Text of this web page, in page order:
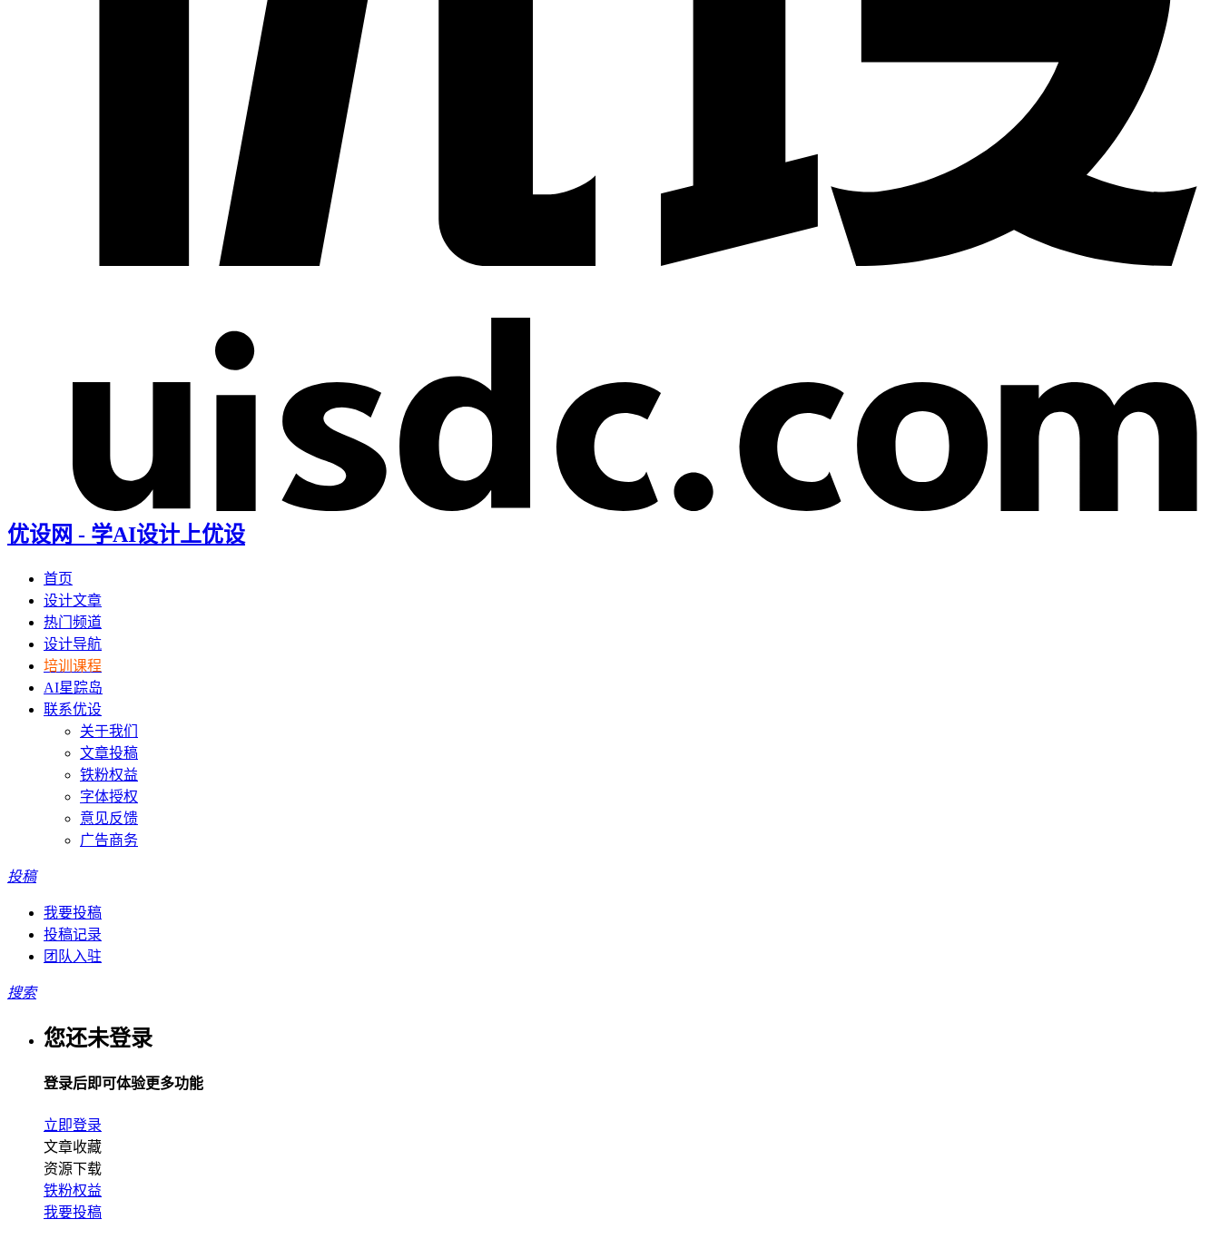
优设网 - 学AI设计上优设
首页
设计文章
热门频道
设计导航
培训课程
AI星踪岛
联系优设
关于我们
文章投稿
铁粉权益
字体授权
意见反馈
广告商务
投稿
我要投稿
投稿记录
团队入驻
搜索
您还未登录
登录后即可体验更多功能
立即登录
文章收藏
资源下载
铁粉权益
我要投稿